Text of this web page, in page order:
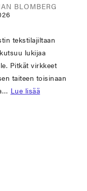
BLOMBERG
tekstilajiltaan
lukijaa
Pitkät virkkeet
taiteen toisinaan
Lue lisää